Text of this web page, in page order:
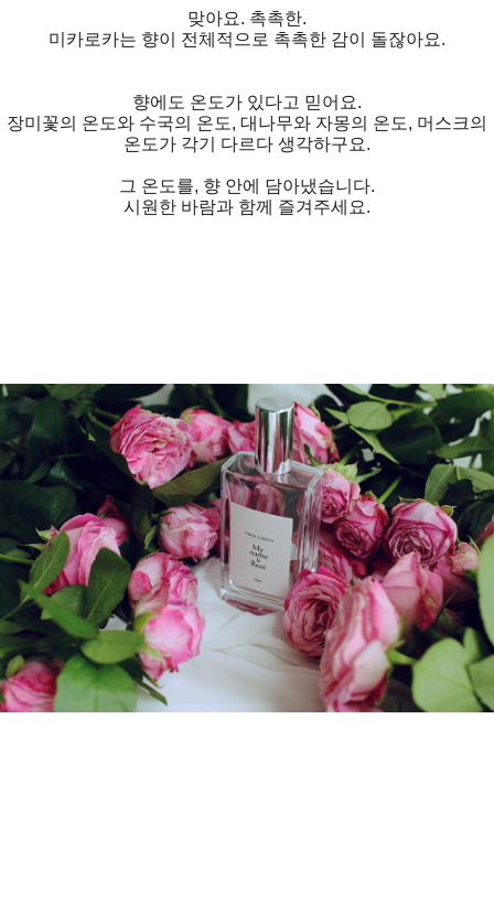
맞아요. 촉촉한.
미카로카는 향이 전체적으로 촉촉한 감이 돌잖아요.
향에도 온도가 있다고 믿어요.
장미꽃의 온도와 수국의 온도, 대나무와 자몽의 온도, 머스크의
온도가 각기 다르다 생각하구요.
그 온도를, 향 안에 담아냈습니다.
시원한 바람과 함께 즐겨주세요.